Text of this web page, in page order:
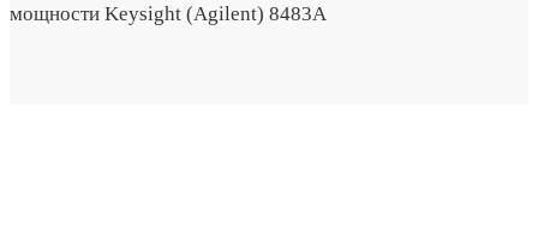
мощности Keysight (Agilent) 8483A